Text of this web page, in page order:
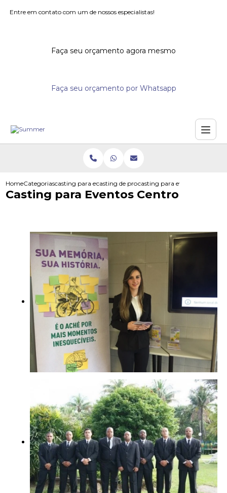
Entre em contato com um de nossos especialistas!
Faça seu orçamento agora mesmo
Faça seu orçamento por Whatsapp
HomeCategoriascasting para eventoscasting de promotores para supermercados
casting para eventos centro
Casting para Eventos Centro